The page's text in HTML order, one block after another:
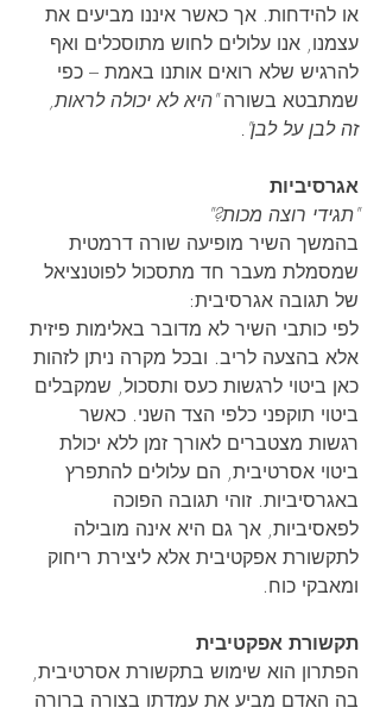
או להידחות. אך כאשר איננו מביעים את
עצמנו, אנו עלולים לחוש מתוסכלים ואף
להרגיש שלא רואים אותנו באמת – כפי
שמתבטא בשורה "היא לא יכולה לראות,
זה לבן על לבן".
אגרסיביות
"תגידי רוצה מכות?"
בהמשך השיר מופיעה שורה דרמטית
שמסמלת מעבר חד מתסכול לפוטנציאל
של תגובה אגרסיבית:
לפי כותבי השיר לא מדובר באלימות פיזית
אלא בהצעה לריב. ובכל מקרה ניתן לזהות
כאן ביטוי לרגשות כעס ותסכול, שמקבלים
ביטוי תוקפני כלפי הצד השני. כאשר
רגשות מצטברים לאורך זמן ללא יכולת
ביטוי אסרטיבית, הם עלולים להתפרץ
באגרסיביות. זוהי תגובה הפוכה
לפאסיביות, אך גם היא אינה מובילה
לתקשורת אפקטיבית אלא ליצירת ריחוק
ומאבקי כוח.
תקשורת אפקטיבית
הפתרון הוא שימוש בתקשורת אסרטיבית,
בה האדם מביע את עמדתו בצורה ברורה